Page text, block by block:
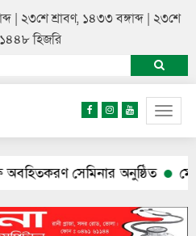
| ২৩শে শ্রাবণ, ১৪৩৩ বঙ্গাব্দ | ২৩শে
হিজরি
সেমিনার অনুষ্ঠিত মেয়ের